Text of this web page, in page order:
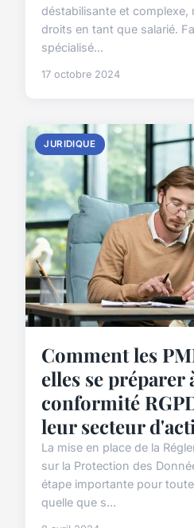
déstabilisante et complexe,
droits en tant que salarié.
spécialisé...
17 octobre 2024
JURIDIQUE
Comment les
elles se préparer
conformité
leur secteur
La mise en place de la
sur la Protection des
étape importante pour
quelle que s...